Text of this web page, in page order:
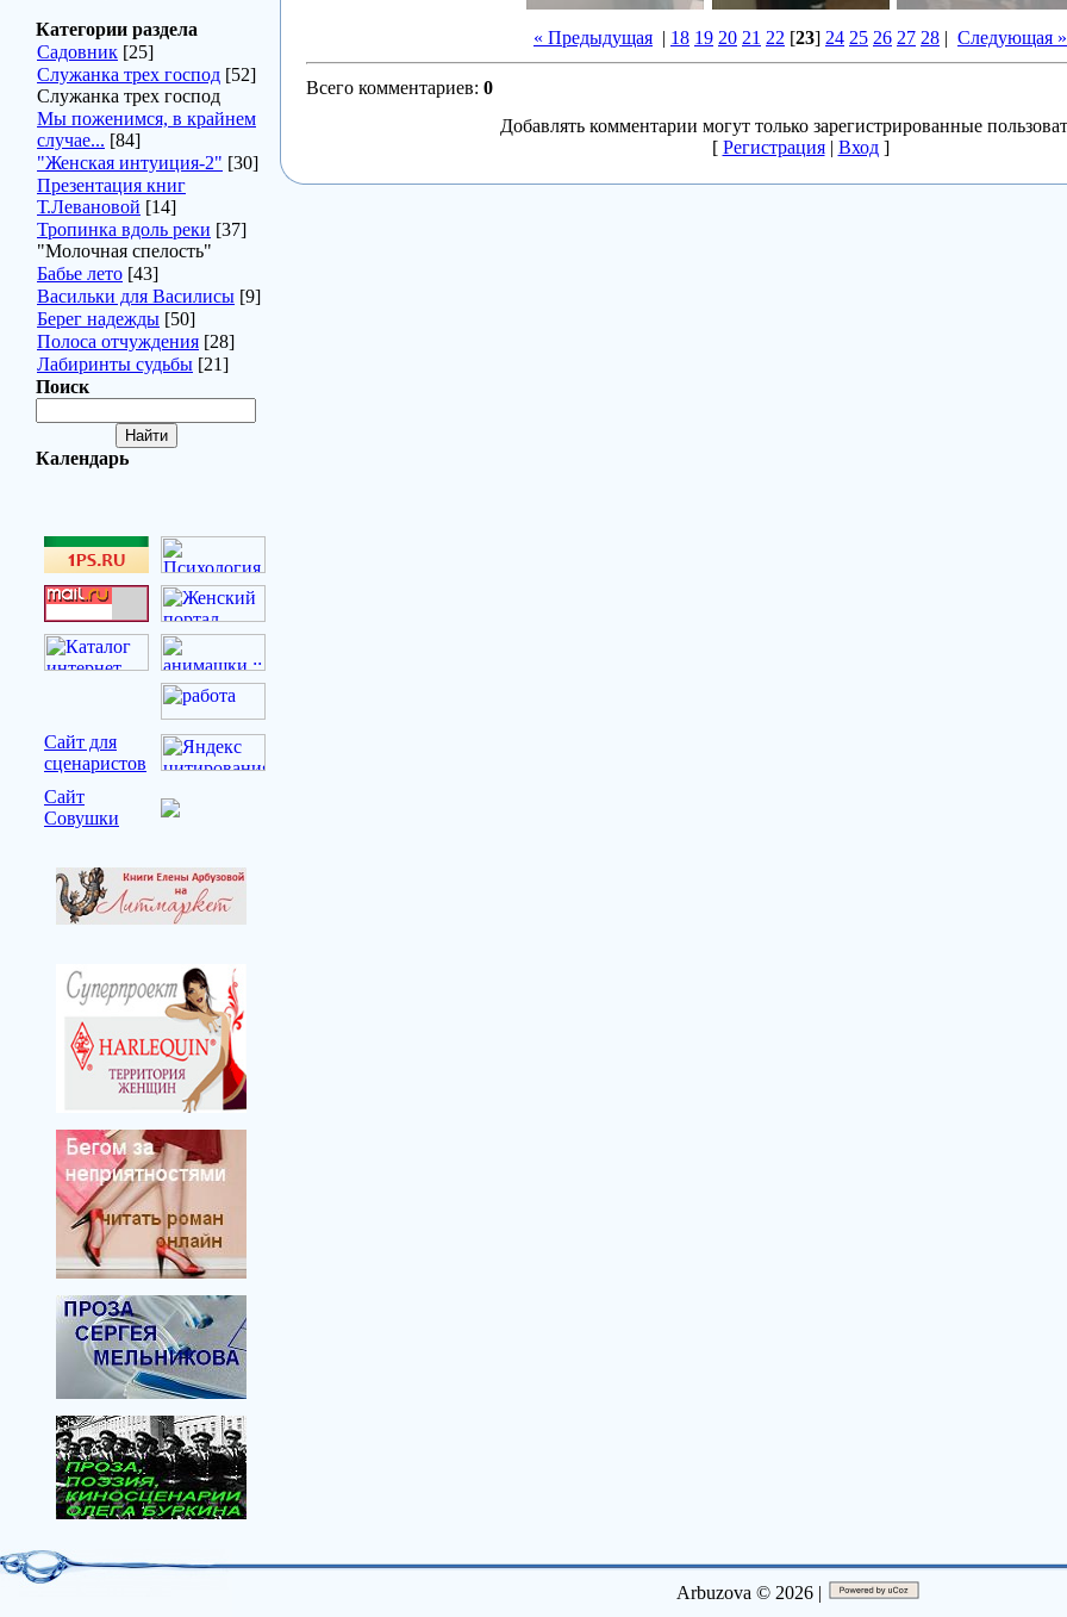
Категории раздела
Садовник [25]
Служанка трех господ [52]
Служанка трех господ
Мы поженимся, в крайнем
случае... [84]
"Женская интуиция-2" [30]
Презентация книг
Т.Левановой [14]
Тропинка вдоль реки [37]
"Молочная спелость"
Бабье лето [43]
Васильки для Василисы [9]
Берег надежды [50]
Полоса отчуждения [28]
Лабиринты судьбы [21]
Поиск
Календарь
Сайт для
сценаристов
Сайт
Совушки
« Предыдущая | 18 19 20 21 22 [23] 24 25 26 27 28 | Следующая »
Всего комментариев: 0
Добавлять комментарии могут только зарегистрированные
[ Регистрация| Вход]
Arbuzova © 2026 |